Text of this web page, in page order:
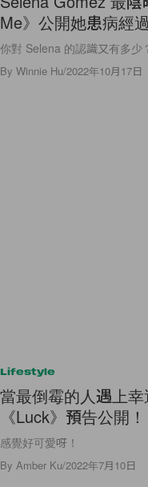
Me》公開她患病經過
你對 Selena 的認識又有多少
By Winnie Hu/2022年10月17日
Lifestyle
當最倒霉的人遇上
《Luck》預告公開！
感覺好可愛呀！
By Amber Ku/2022年7月10日